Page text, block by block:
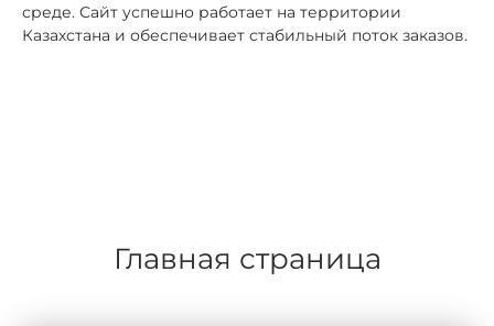
среде. Сайт успешно работает на территории
Казахстана и обеспечивает стабильный поток заказов.
Главная страница